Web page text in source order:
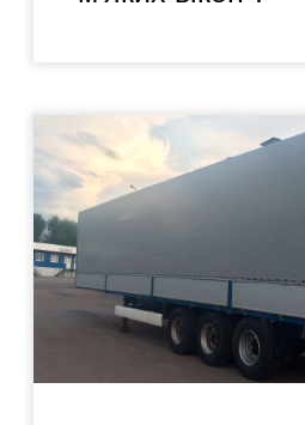
варіанти на Aliexpress
Alibaba, а потім продаємо
шаленою націнкою. Наше
виробництво знаходиться
місті Києві, на вулиці
Васильківській, 28. Не
вірите?? )) Приїжджайте